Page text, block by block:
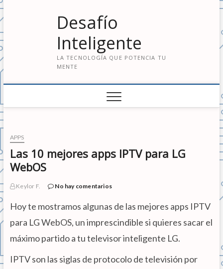
a
t
r
a
l
o
n
t
i
d
Desafío
Inteligente
LA TECNOLOGÍA QUE POTENCIA TU
MENTE
APPS
Las 10 mejores apps IPTV para LG
WebOS
Keylor F. No hay comentarios
Hoy te mostramos algunas de las mejores apps IPTV
para LG WebOS, un imprescindible si quieres sacar el
máximo partido a tu televisor inteligente LG.
IPTV son las siglas de protocolo de televisión por